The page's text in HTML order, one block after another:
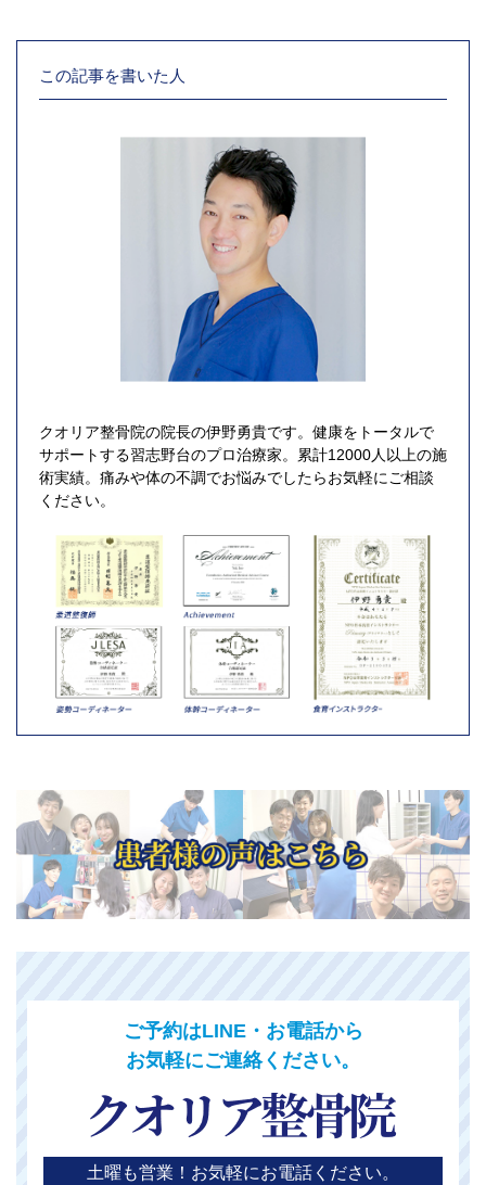
この記事を書いた人
クオリア整骨院の院長の伊野勇貴です。健康をトータルで
サポートする習志野台のプロ治療家。累計12000人以上の施
術実績。痛みや体の不調でお悩みでしたらお気軽にご相談
ください。
ご予約はLINE・お電話から
お気軽にご連絡ください。
土曜も営業！お気軽にお電話ください。